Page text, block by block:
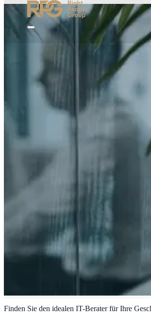
IT-Beratung
Finden Sie den idealen IT-Berater für Ihre